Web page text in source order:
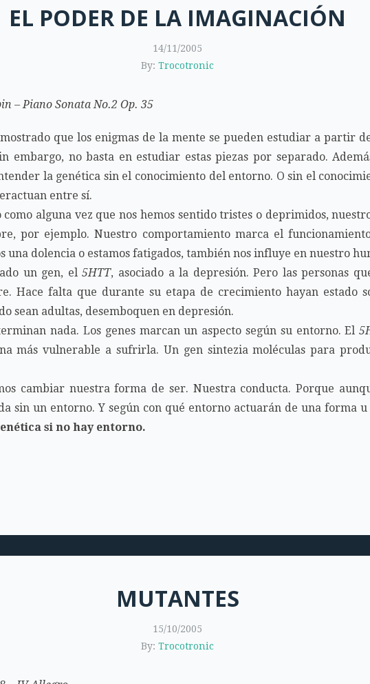
EL PODER DE LA IMAGINACIÓN
14/11/2005
By: Trocotronic
– Piano Sonata No.2 Op. 35
que los enigmas de la mente se pueden estudiar a partir
embargo, no basta en estudiar estas piezas por separado.
la genética sin el conocimiento del entorno. O sin el
entre sí.
como alguna vez que nos hemos sentido tristes o deprimidos,
por ejemplo. Nuestro comportamiento marca el
una dolencia o estamos fatigados, también nos influye en nuestro
un gen, el5HTT, asociado a la depresión. Pero las personas
Hace falta que durante su etapa de crecimiento hayan estado
sean adultas, desemboquen en depresión.
nada. Los genes marcan un aspecto según su entorno. El
más vulnerable a sufrirla. Un gen sintezia moléculas para
cambiar nuestra forma de ser. Nuestra conducta. Porque
sin un entorno. Y según con qué entorno actuarán de una forma
si no hay entorno.
MUTANTES
15/10/2005
By: Trocotronic